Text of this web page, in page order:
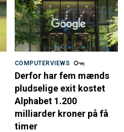
COMPUTERVIEWS
Derfor har fem mænds
pludselige exit kostet
Alphabet 1.200
milliarder kroner på få
timer